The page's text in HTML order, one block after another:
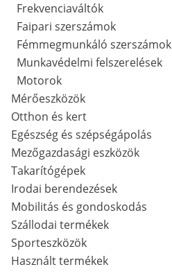
Frekvenciaváltók
Faipari szerszámok
Fémmegmunkáló szerszámok
Munkavédelmi felszerelések
Motorok
Mérőeszközök
Otthon és kert
Egészség és szépségápolás
Mezőgazdasági eszközök
Takarítógépek
Irodai berendezések
Mobilitás és gondoskodás
Szállodai termékek
Sporteszközök
Használt termékek